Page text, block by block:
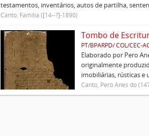
testamentos, inventários, autos de partilha,
Canto. Família ([14--?]-1890)
Tombo de
PT/BPARPD/ COL/CEC-
Elaborado por Pero
originalmente
imobiliárias, rústicas e
Canto, Pero Anes do